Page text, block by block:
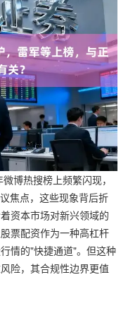
博热搜榜上频繁闪现，
焦点，这些现象背后折
资本市场对新兴领域的
票配资作为一种高杠杆
情的"快捷通道"。但这种
险，其合规性边界更值